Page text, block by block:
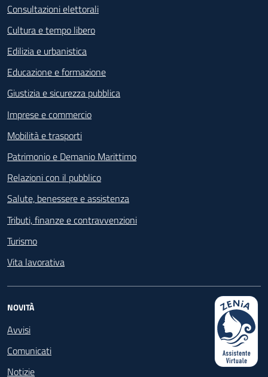
Consultazioni elettorali
Cultura e tempo libero
Edilizia e urbanistica
Educazione e formazione
Giustizia e sicurezza pubblica
Imprese e commercio
Mobilità e trasporti
Patrimonio e Demanio Marittimo
Relazioni con il pubblico
Salute, benessere e assistenza
Tributi, finanze e contravvenzioni
Turismo
Vita lavorativa
NOVITÀ
Avvisi
Comunicati
Notizie